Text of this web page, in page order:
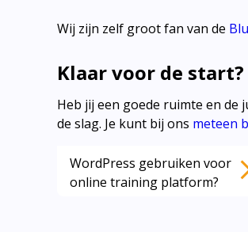
Wij zijn zelf groot fan van de
Klaar voor de start?
Heb jij een goede ruimte en de
de slag. Je kunt bij ons meteen
Lees ook deze artikelen:
WordPress gebruiken voor
online training platform?